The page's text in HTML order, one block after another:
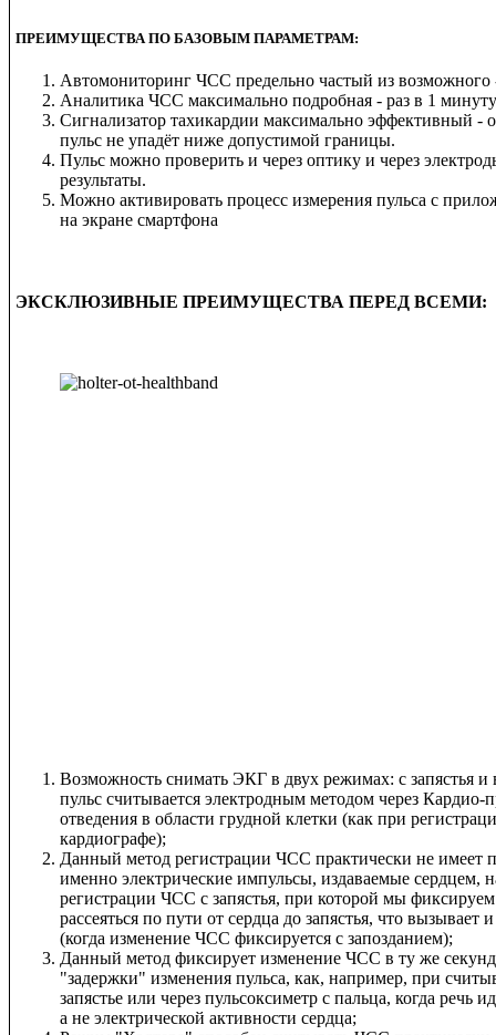
ПРЕИМУЩЕСТВА ПО БАЗОВЫМ ПАРАМЕТРАМ:
Автомониторинг ЧСС предельно частый из возможного
Аналитика ЧСС максимально подробная - раз в 1
Сигнализатор тахикардии максимально эффективный -
пульс не упадёт ниже допустимой границы.
Пульс можно проверить и через оптику и через
результаты.
Можно активировать процесс измерения пульса с
на экране смартфона
ЭКСКЛЮЗИВНЫЕ ПРЕИМУЩЕСТВА ПЕРЕД ВСЕМИ:
Возможность снимать ЭКГ в двух режимах: с запястья
пульс считывается электродным методом через
отведения в области грудной клетки (как при
кардиографе);
Данный метод регистрации ЧСС практически не имеет
именно электрические импульсы, издаваемые сердцем,
регистрации ЧСС с запястья, при которой мы
рассеяться по пути от сердца до запястья, что
(когда изменение ЧСС фиксируется с запозданием);
Данный метод фиксирует изменение ЧСС в ту же
"задержки" изменения пульса, как, например, при
запястье или через пульсоксиметр с пальца, когда речь
а не электрической активности сердца;